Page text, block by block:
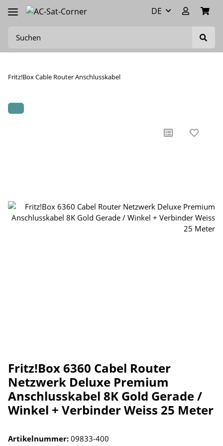
DE
Fritz!Box Cable Router Anschlusskabel
Fritz!Box 6360 Cabel Router
Netzwerk Deluxe Premium
Anschlusskabel 8K Gold Gerade /
Winkel + Verbinder Weiss 25 Meter
Artikelnummer: 09833-400